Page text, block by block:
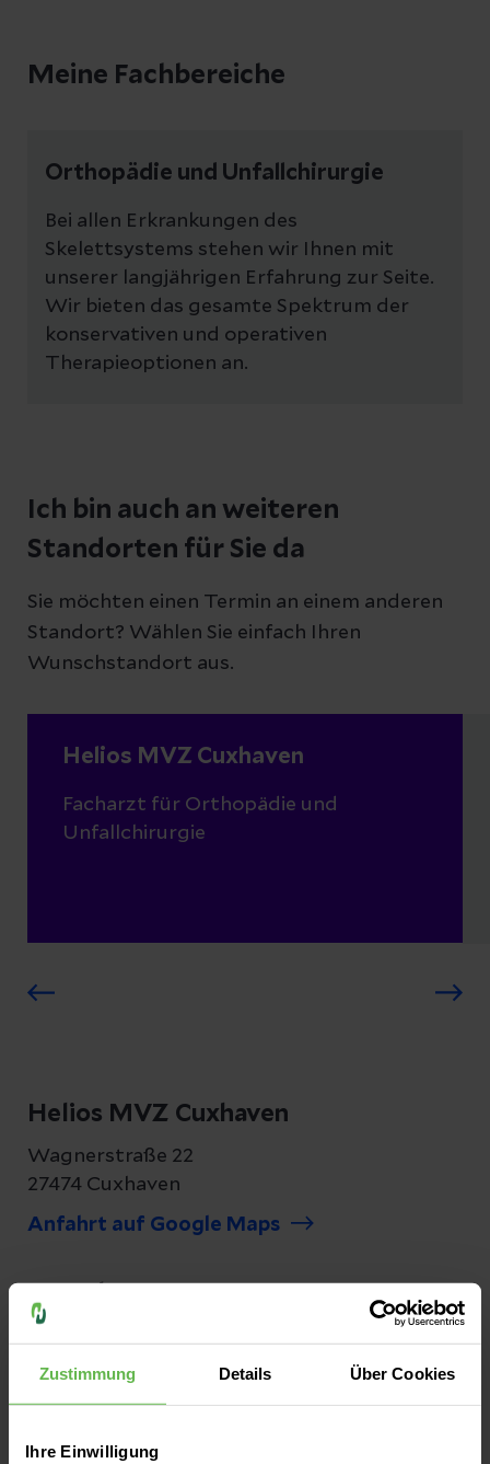
Zustimmung Details Über Cookies
Ihre Einwilligung
Meine Fachbereiche
Orthopädie und Unfallchirurgie
Bei allen Erkrankungen des
Skelettsystems stehen wir Ihnen mit
unserer langjährigen Erfahrung zur Seite.
Wir bieten das gesamte Spektrum der
konservativen und operativen
Therapieoptionen an.
Ich bin auch an weiteren
Standorten für Sie da
Sie möchten einen Termin an einem anderen
Standort? Wählen Sie einfach Ihren
Wunschstandort aus.
Helios MVZ Cuxhaven
Facharzt für Orthopädie und
Unfallchirurgie
Helios MVZ Cuxhaven
Wagnerstraße 22
27474 Cuxhaven
Anfahrt auf Google Maps
Fax:
(04721) 300 690 90
E-Mail senden